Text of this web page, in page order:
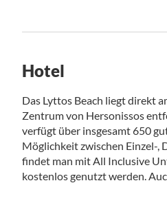
Hotel
Das Lyttos Beach liegt direkt
Zentrum von Hersonissos
verfügt über insgesamt 650
Möglichkeit zwischen Einzel-,
findet man mit All Inclusive
kostenlos genutzt werden.